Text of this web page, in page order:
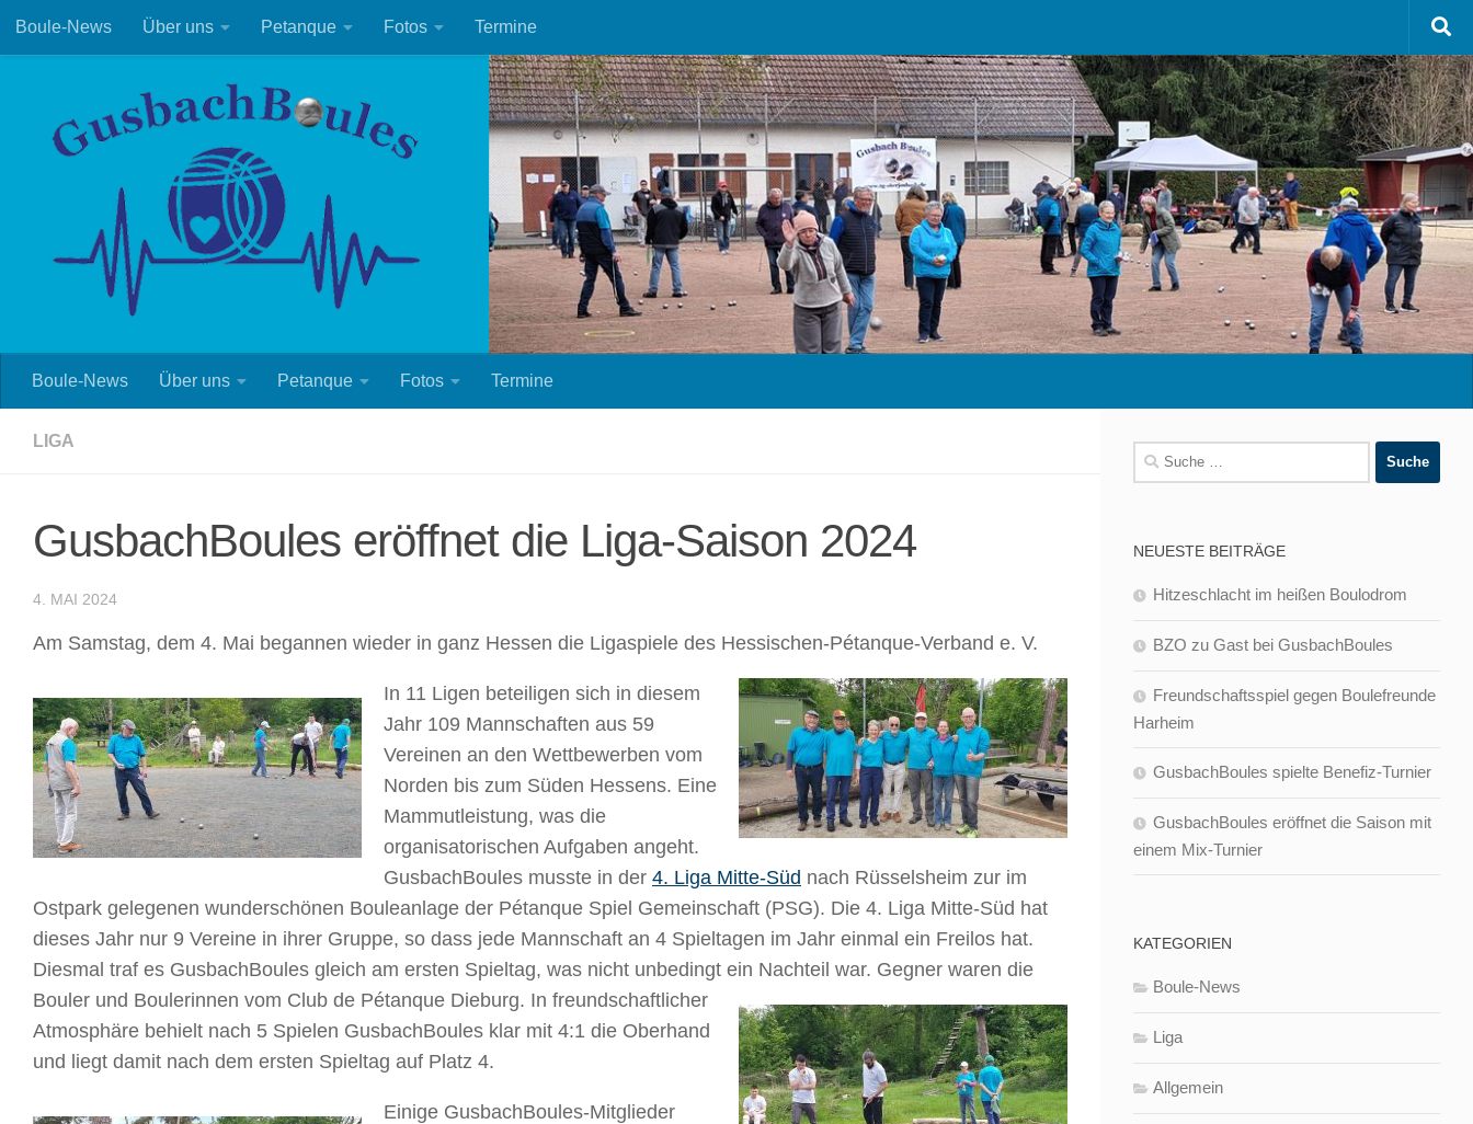
Zum Inhalt springen
Boule-News Über uns Petanque Fotos Termine
Boule-News Über uns Petanque Fotos Termine
LIGA
GusbachBoules eröffnet die Liga-Saison 2024
4. MAI 2024
Am Samstag, dem 4. Mai begannen wieder in ganz Hessen die Ligaspiele des Hessischen-Pétanque-Verband e. V.
In 11 Ligen beteiligen sich in diesem
Jahr 109 Mannschaften aus 59
Vereinen an den Wettbewerben vom
Norden bis zum Süden Hessens. Eine
Mammutleistung, was die
organisatorischen Aufgaben angeht.
GusbachBoules musste in der 4. Liga Mitte-Süd nach Rüsselsheim zur im
Ostpark gelegenen wunderschönen Bouleanlage der Pétanque Spiel Gemeinschaft (PSG). Die 4. Liga Mitte-Süd hat
dieses Jahr nur 9 Vereine in ihrer Gruppe, so dass jede Mannschaft an 4 Spieltagen im Jahr einmal ein Freilos hat.
Diesmal traf es GusbachBoules gleich am ersten Spieltag, was nicht unbedingt ein Nachteil war. Gegner waren die
Bouler und Boulerinnen vom Club de Pétanque Dieburg. In freundschaftlicher
Atmosphäre behielt nach 5 Spielen GusbachBoules klar mit 4:1 die Oberhand
und liegt damit nach dem ersten Spieltag auf Platz 4.
Einige GusbachBoules-Mitglieder
Suche
nach:
NEUESTE BEITRÄGE
Hitzeschlacht im heißen Boulodrom
BZO zu Gast bei GusbachBoules
Freundschaftsspiel gegen Boulefreunde
Harheim
GusbachBoules spielte Benefiz-Turnier
GusbachBoules eröffnet die Saison mit
einem Mix-Turnier
KATEGORIEN
Boule-News
Liga
Allgemein